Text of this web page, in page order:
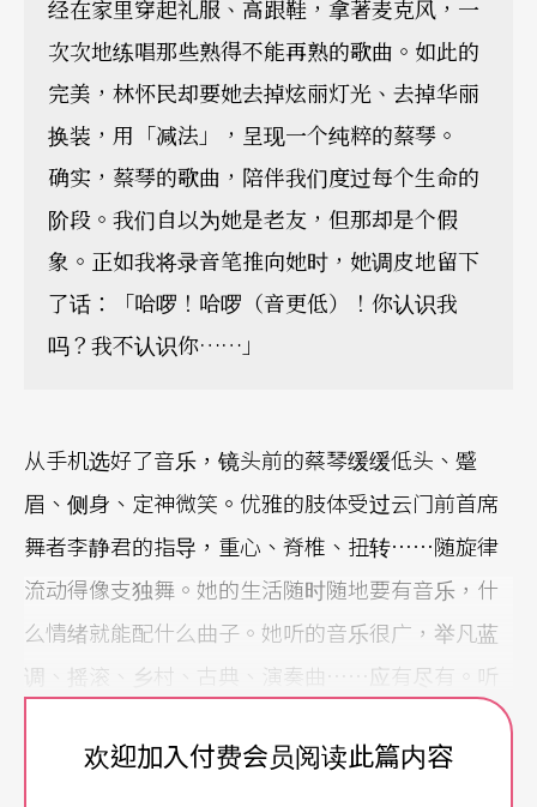
经在家里穿起礼服、高跟鞋，拿著麦克风，一
次次地练唱那些熟得不能再熟的歌曲。如此的
完美，林怀民却要她去掉炫丽灯光、去掉华丽
换装，用「减法」，呈现一个纯粹的蔡琴。
确实，蔡琴的歌曲，陪伴我们度过每个生命的
阶段。我们自以为她是老友，但那却是个假
象。正如我将录音笔推向她时，她调皮地留下
了话：「哈啰！哈啰（音更低）！你认识我
吗？我不认识你……」
从手机选好了音乐，镜头前的蔡琴缓缓低头、蹙
眉、侧身、定神微笑。优雅的肢体受过云门前首席
舞者李静君的指导，重心、脊椎、扭转……随旋律
流动得像支独舞。她的生活随时随地要有音乐，什
么情绪就能配什么曲子。她听的音乐很广，举凡蓝
调、摇滚、乡村、古典、演奏曲……应有尽有。听
音乐是她一整天最重要的事，一早醒来一定要有音
乐配著咖啡香。
欢迎加入付费会员阅读此篇内容